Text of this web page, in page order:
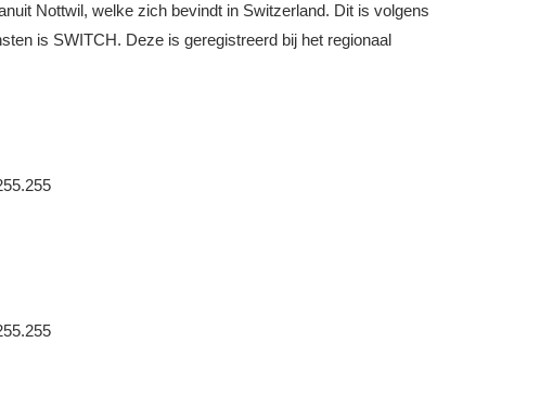
Nottwil, welke zich bevindt in Switzerland. Dit is volgens
is SWITCH. Deze is geregistreerd bij het regionaal